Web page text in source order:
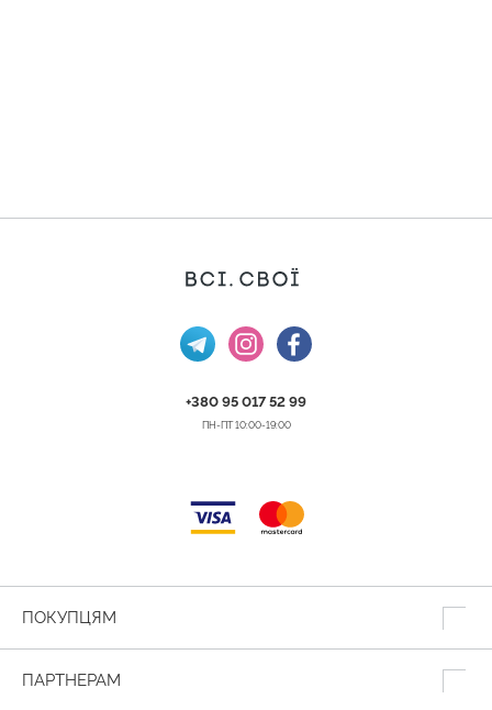
+380 95 017 52 99
ПН-ПТ 10:00-19:00
ПОКУПЦЯМ
ПАРТНЕРАМ